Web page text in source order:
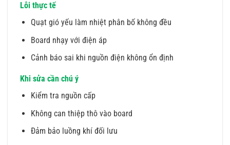
Lỗi thực tế
Quạt gió yếu làm nhiệt phân bố không đều
Board nhạy với điện áp
Cảnh báo sai khi nguồn điện không ổn định
Khi sửa cần chú ý
Kiểm tra nguồn cấp
Không can thiệp thô vào board
Đảm bảo luồng khí đối lưu